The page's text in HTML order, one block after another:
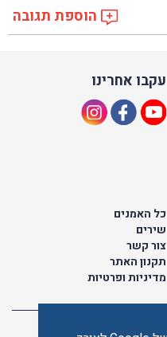
הוספת תגובה
עקבו אחרינו
כל האמנים
שירים
צור קשר
תקנון האתר
מדיניות ופרטיות